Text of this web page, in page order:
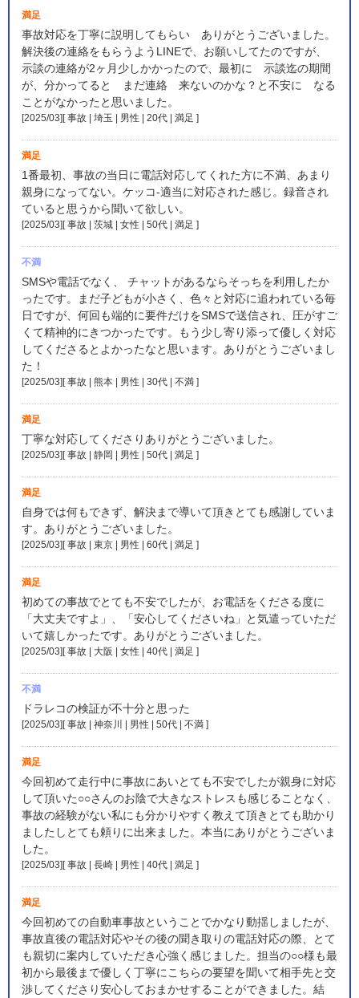
満足
事故対応を丁寧に説明してもらい ありがとうございました。
解決後の連絡をもらうようLINEで、お願いしてたのですが、
示談の連絡が2ヶ月少しかかったので、最初に 示談迄の期間
が、分かってると まだ連絡 来ないのかな？と不安に なる
ことがなかったと思いました。
[2025/03][ 事故 | 埼玉 | 男性 | 20代 | 満足 ]
満足
1番最初、事故の当日に電話対応してくれた方に不満、あまり
親身になってない。ケッコ-適当に対応された感じ。録音され
ていると思うから聞いて欲しい。
[2025/03][ 事故 | 茨城 | 女性 | 50代 | 満足 ]
不満
SMSや電話でなく、 チャットがあるならそっちを利用したか
ったです。まだ子どもが小さく、色々と対応に追われている毎
日ですが、何回も端的に要件だけをSMSで送信され、圧がすご
くて精神的にきつかったです。もう少し寄り添って優しく対応
してくださるとよかったなと思います。ありがとうございまし
た！
[2025/03][ 事故 | 熊本 | 男性 | 30代 | 不満 ]
満足
丁寧な対応してくださりありがとうございました。
[2025/03][ 事故 | 静岡 | 男性 | 50代 | 満足 ]
満足
自身では何もできず、解決まで導いて頂きとても感謝していま
す。ありがとうございました。
[2025/03][ 事故 | 東京 | 男性 | 60代 | 満足 ]
満足
初めての事故でとても不安でしたが、お電話をくださる度に
「大丈夫ですよ」、「安心してくださいね」と気遣っていただ
いて嬉しかったです。ありがとうございました。
[2025/03][ 事故 | 大阪 | 女性 | 40代 | 満足 ]
不満
ドラレコの検証が不十分と思った
[2025/03][ 事故 | 神奈川 | 男性 | 50代 | 不満 ]
満足
今回初めて走行中に事故にあいとても不安でしたが親身に対応
して頂いた○○さんのお陰で大きなストレスも感じることなく、
事故の経験がない私にも分かりやすく教えて頂きとても助かり
ましたしとても頼りに出来ました。本当にありがとうございま
した。
[2025/03][ 事故 | 長崎 | 男性 | 40代 | 満足 ]
満足
今回初めての自動車事故ということでかなり動揺しましたが、
事故直後の電話対応やその後の聞き取りの電話対応の際、とて
も親切に案内していただき心強く感じました。担当の○○様も最
初から最後まで優しく丁寧にこちらの要望を聞いて相手先と交
渉してくださり安心しておまかせすることができました。結